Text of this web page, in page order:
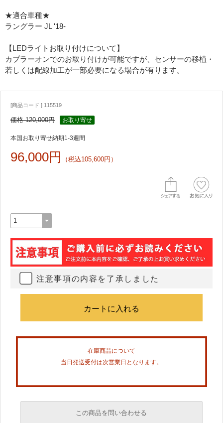
★適合車種★
ラングラー JL '18-
【LEDライトお取り付けについて】
カプラーオンでのお取り付けが可能ですが、センサーの移植・
若しくは配線加工が一部必要になる場合が有ります。
[商品コード ] 115519
価格 120,000円 お取り寄せ
本国お取り寄せ納期1-3週間
96,000円 （税込105,600円）
注意事項の内容を了承しました
在庫商品について
当日発送受付は次営業日となります。
この商品を問い合わせる